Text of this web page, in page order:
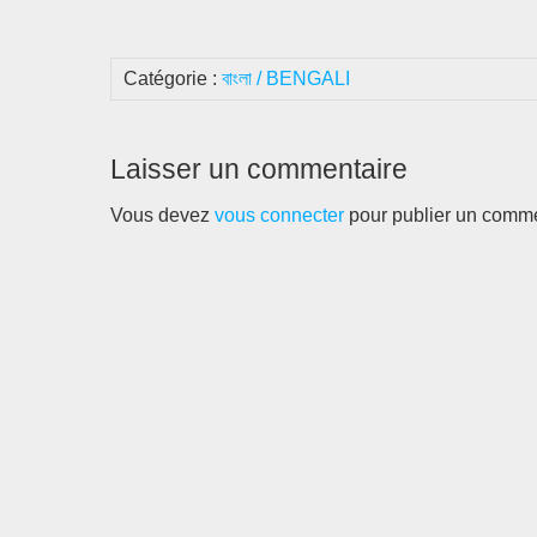
Catégorie : বাংলা / BENGALI
Laisser un commentaire
Vous devez vous connecter pour publier un